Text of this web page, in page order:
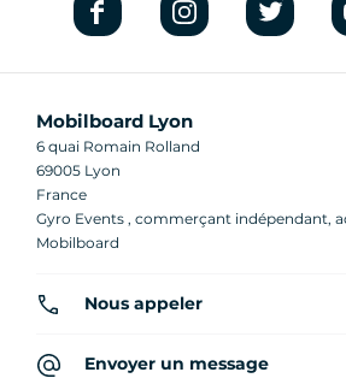
Mobilboard Lyon
6 quai Romain Rolland
69005 Lyon
France
Gyro Events , commerçant indépendant,
Mobilboard
Nous appeler
Envoyer un message